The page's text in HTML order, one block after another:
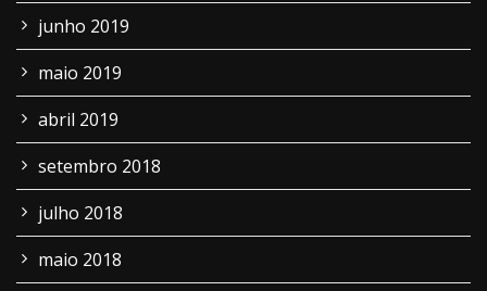
junho 2019
maio 2019
abril 2019
setembro 2018
julho 2018
maio 2018